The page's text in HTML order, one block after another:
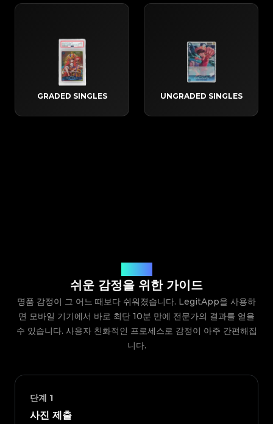
GRADED SINGLES UNGRADED SINGLES
쉬운 감정을 위한 가이드
명품 감정이 그 어느 때보다 쉬워졌습니다. LegitApp을 사용하
면 모바일 기기에서 바로 최단 10분 만에 전문가의 결과를 얻을
수 있습니다. 사용자 친화적인 프로세스로 감정이 아주 간편해집
니다.
단계 1
사진 제출